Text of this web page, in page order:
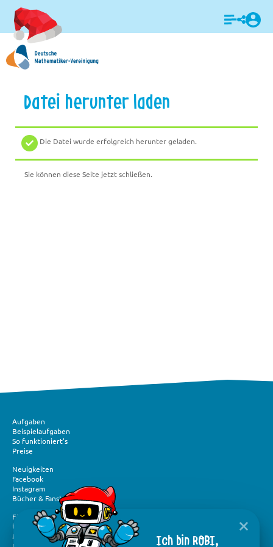
Login
Ich bin ROBI,
Datei herunter laden
Die Datei wurde erfolgreich herunter geladen.
Sie können diese Seite jetzt schließen.
Aufgaben
Beispielaufgaben
So funktioniert's
Preise
Neuigkeiten
Facebook
Instagram
Bücher & Fanshop
Förderung und Spenden
Über „Mathe im Advent“
Medien und Presse